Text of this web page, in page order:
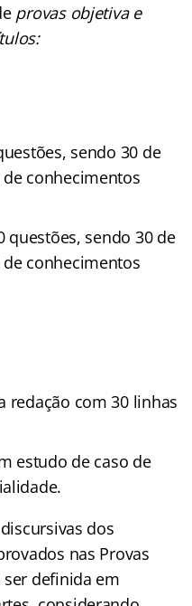
provas objetiva e
sendo 30 de
conhecimentos
questões, sendo 30 de
conhecimentos
redação com 30 linhas
estudo de caso de
dos
nas Provas
definida em